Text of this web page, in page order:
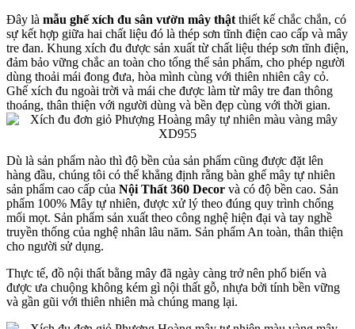
Đây là mẫu ghế xích đu sân vườn mây thật thiết kế chắc chắn, có
sự kết hợp giữa hai chất liệu đó là thép sơn tĩnh điện cao cấp và mây
tre đan. Khung xích đu được sản xuất từ chất liệu thép sơn tĩnh điện,
đảm bảo vững chắc an toàn cho tổng thể sản phẩm, cho phép người
dùng thoải mái đong đưa, hòa mình cùng với thiên nhiên cây cỏ.
Ghế xích đu ngoài trời và mái che được làm từ mây tre đan thông
thoáng, thân thiện với người dùng và bền đẹp cùng với thời gian.
Dù là sản phẩm nào thì độ bền của sản phẩm cũng được đặt lên
hàng đầu, chúng tôi có thể khẳng định rằng bàn ghế mây tự nhiên
sản phẩm cao cấp của Nội Thất 360 Decor và có độ bền cao. Sản
phẩm 100% Mây tự nhiên, được xử lý theo đúng quy trình chống
mối mọt. Sản phẩm sản xuất theo công nghệ hiện đại và tay nghề
truyền thống của nghệ nhân lâu năm. Sản phẩm An toàn, thân thiện
cho người sử dụng.
Thực tế, đồ nội thất bằng mây đã ngày càng trở nên phổ biến và
được ưa chuộng không kém gì nội thất gỗ, nhựa bởi tính bền vững
và gần gũi với thiên nhiên mà chúng mang lại.